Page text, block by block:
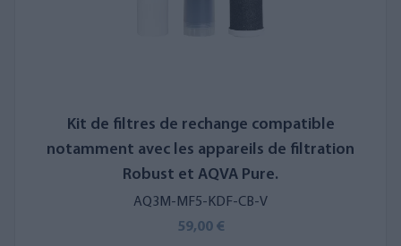
Kit de filtres de rechange compatible
notamment avec les appareils de filtration
Robust et AQVA Pure.
AQ3M-MF5-KDF-CB-V
59,00 €